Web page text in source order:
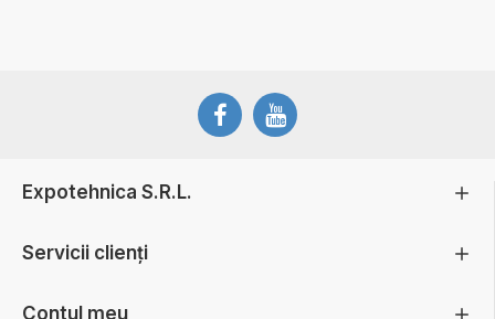
Expotehnica S.R.L.
Servicii clienți
Contul meu